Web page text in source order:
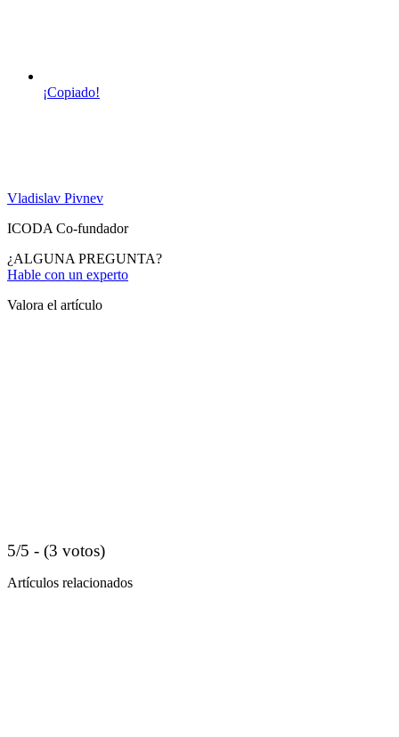
¡Copiado!
Vladislav Pivnev
ICODA Co-fundador
¿ALGUNA PREGUNTA?
Hable con un experto
Valora el artículo
5/5 - (3 votos)
Artículos relacionados